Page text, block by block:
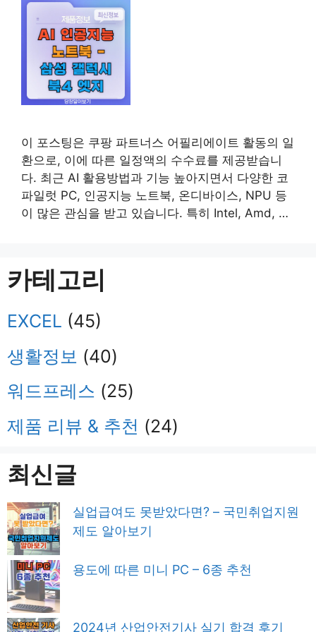
이 포스팅은 쿠팡 파트너스 어필리에이트 활동의 일
환으로, 이에 따른 일정액의 수수료를 제공받습니
다. 최근 AI 활용방법과 기능 높아지면서 다양한 코
파일럿 PC, 인공지능 노트북, 온디바이스, NPU 등
이 많은 관심을 받고 있습니다. 특히 Intel, Amd, 퀄
에 관심이 높아지고 있습니다. 그중에서
Snapdragon® X Elite 프로세서를 탑재한 …
카테고리
EXCEL (45)
생활정보 (40)
워드프레스 (25)
제품 리뷰 & 추천 (24)
최신글
실업급여도 못받았다면? – 국민취업지원
제도 알아보기
용도에 따른 미니 PC – 6종 추천
2024년 산업안전기사 실기 합격 후기